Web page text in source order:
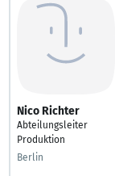
Nico Richter
Abteilungsleiter
Produktion
Berlin